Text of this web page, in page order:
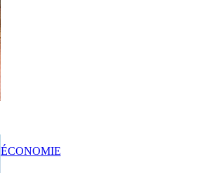
ÉCONOMIE